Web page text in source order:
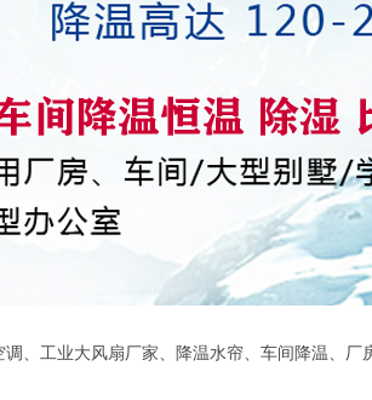
、工业大风扇厂家、降温水帘、车间降温、厂